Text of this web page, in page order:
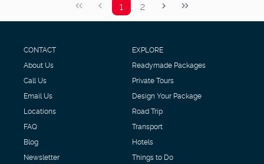
1 2
CONTACT
About Us
Call Us
Email Us
Locations
FAQ
Blog
Newsletter
EXPLORE
Readymade Packages
Private Tours
Design Your Package
Road Trip
Transport
Hotels
Things to Do